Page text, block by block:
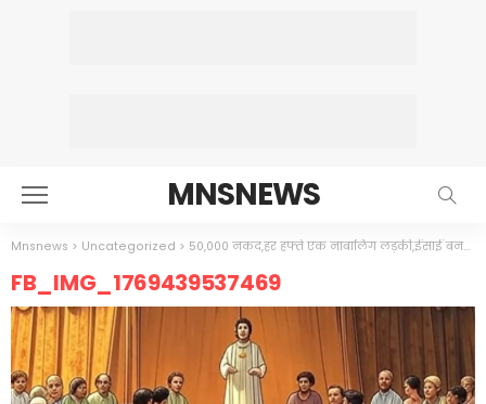
MNSNEWS
Mnsnews > Uncategorized > 50,000 नकद,हर हफ्ते एक नाबालिग लड़की,ईसाई बनने पर,पादरी का खुला ऑफर
FB_IMG_1769439537469